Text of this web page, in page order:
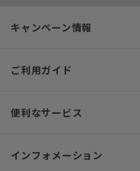
キャンペーン情報
ご利用ガイド
便利なサービス
インフォメーション